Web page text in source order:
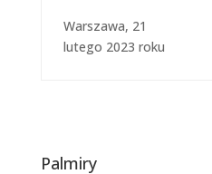
Warszawa, 21
lutego 2023 roku
Palmiry